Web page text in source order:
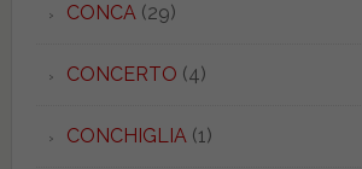
CONCA(29)
CONCERTO (4)
CONCHIGLIA(1)